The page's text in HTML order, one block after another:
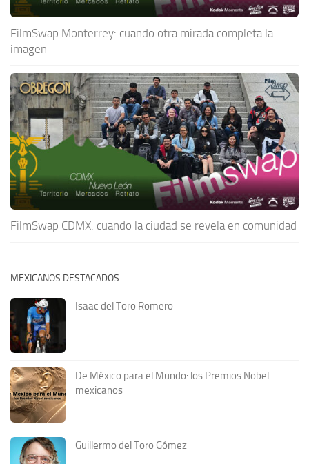
FilmSwap Monterrey: cuando otra mirada completa la
imagen
FilmSwap CDMX: cuando la ciudad se revela en comunidad
MEXICANOS DESTACADOS
Isaac del Toro Romero
De México para el Mundo: los Premios Nobel
mexicanos
Guillermo del Toro Gómez